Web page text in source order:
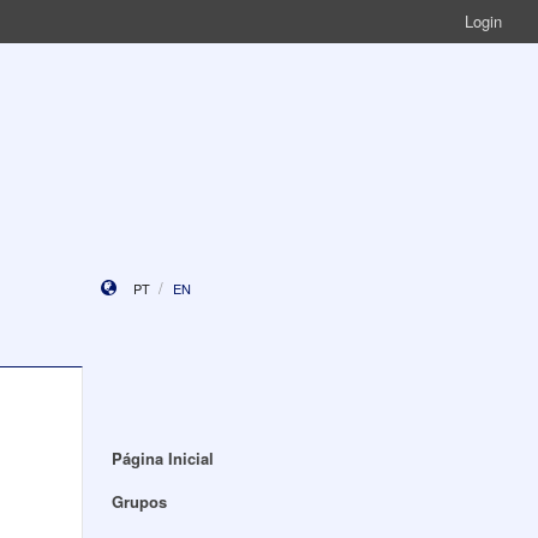
Login
PT EN
Página Inicial
Grupos